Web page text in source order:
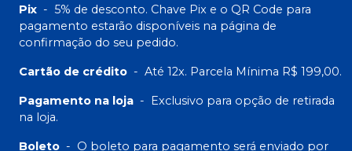
Pix - 5% de desconto. Chave Pix e o QR Code para
pagamento estarão disponíveis na página de
confirmação do seu pedido.
Cartão de crédito - Até 12x. Parcela Mínima R$ 199,00.
Pagamento na loja - Exclusivo para opção de retirada
na loja.
Boleto - O boleto para pagamento será enviado por